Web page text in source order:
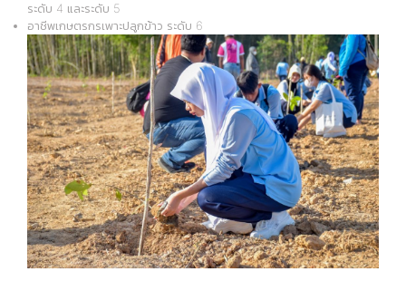
ระดับ 4 และระดับ 5
อาชีพเกษตรกรเพาะปลูกข้าว ระดับ 6